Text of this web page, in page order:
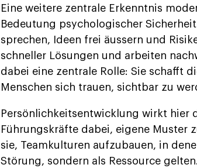
Eine weitere zentrale Erkenntnis
Bedeutung psychologischer
sprechen, Ideen frei äussern und
schneller Lösungen und arbeiten
dabei eine zentrale Rolle: Sie schafft
Menschen sich trauen, sichtbar zu
Persönlichkeitsentwicklung wirkt hier
Führungskräfte dabei, eigene Muster
sie, Teamkulturen aufzubauen, in
Störung, sondern als Ressource gelten.